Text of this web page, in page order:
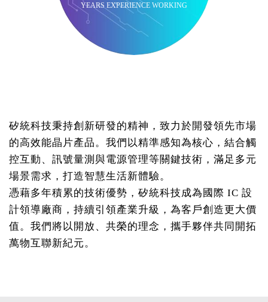
YEARS EXPERIENCE WORKING
矽統科技秉持創新研發的精神，致力於開發領先市場
的高效能晶片產品。我們以精準感知為核心，結合觸
控互動、訊號量測與電源管理等關鍵技術，滿足多元
場景需求，打造智慧生活新體驗。
憑藉多年積累的技術優勢，矽統科技成為國際 IC 設
計領導廠商，持續引領產業升級，為客戶創造更大價
值。我們將以開放、共榮的理念，攜手夥伴共同開拓
萬物互聯新紀元。